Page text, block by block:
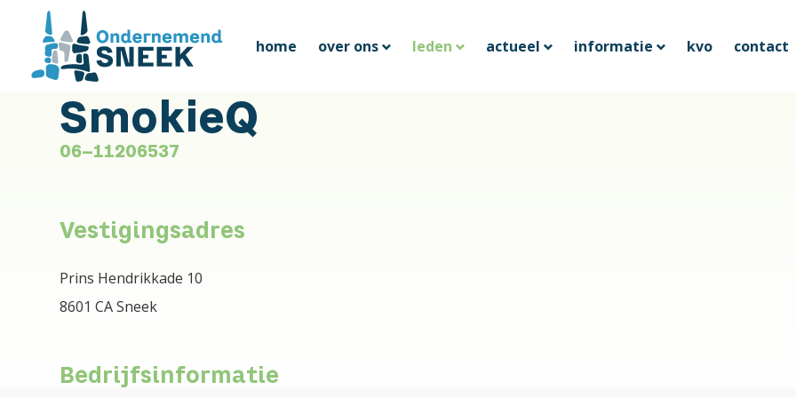
home over ons leden actueel informatie kvo contact
SmokieQ
06-11206537
Vestigingsadres
Prins Hendrikkade 10
8601 CA Sneek
Bedrijfsinformatie